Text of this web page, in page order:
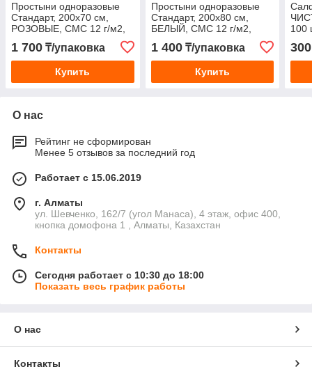
Простыни одноразовые
Стандарт, 200х70 см,
РОЗОВЫЕ, СМС 12 г/м2,
упаковка 20 шт.
1 700 ₸/упаковка
Купить
Простыни одноразовые
Стандарт, 200х80 см,
БЕЛЫЙ, СМС 12 г/м2,
Чистовье, упаковка 20 шт.
1 400₸/упаковка
Купить
100
300
О нас
Рейтинг не сформирован
Менее 5 отзывов за последний год
Работает с 15.06.2019
г. Алматы
ул. Шевченко, 162/7 (угол Манаса), 4 этаж, офис 400,
кнопка домофона 1 , Алматы, Казахстан
Контакты
Сегодня работает с 10:30 до 18:00
Показать весь график работы
О нас
Контакты